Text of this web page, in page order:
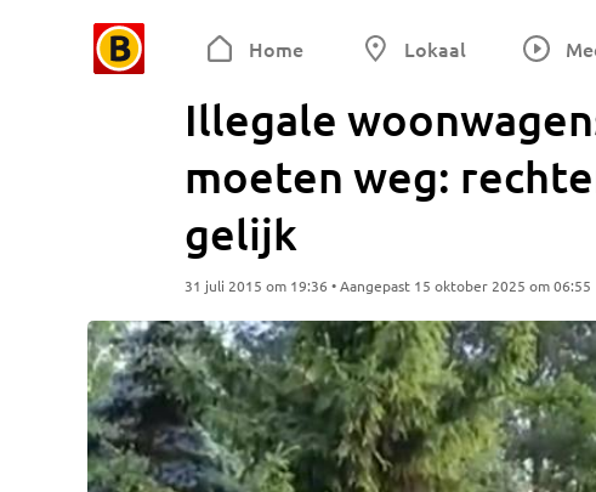
Home Lokaal
Illegale
moeten weg:
gelijk
31 juli 2015 om 19:36 • Aangepast 15 oktober 2025 om 06:55